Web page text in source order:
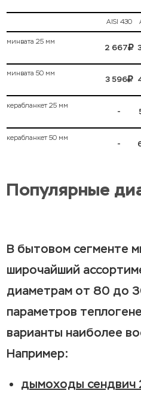
AISI 430
минвата 25 мм
2 667
минвата 50 мм
3 596
керабланкет 25 мм
-
керабланкет 50 мм
-
Популярные
В бытовом сегменте
широчайший
диаметрам от 80 до
параметров
варианты наиболее
Например:
дымоходы сендвич